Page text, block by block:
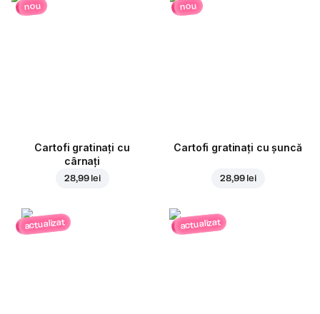
nou
Cartofi gratinați cu
cârnați
28,99 lei
nou
Cartofi gratinați cu șuncă
28,99 lei
actualizat actualizat